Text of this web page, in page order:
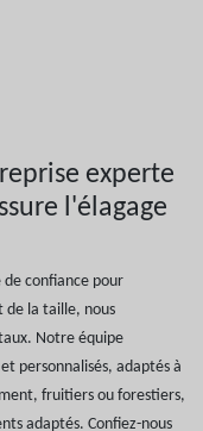
experte
l'élagage
confiance pour
de la taille, nous
Notre équipe
personnalisés, adaptés à
fruitiers ou forestiers,
adaptés. Confiez-nous